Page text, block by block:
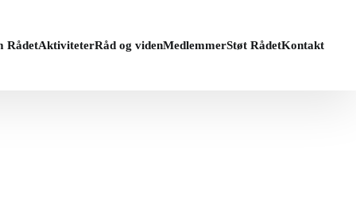
RådetAktiviteterRåd og videnMedlemmerStøt RådetKontakt